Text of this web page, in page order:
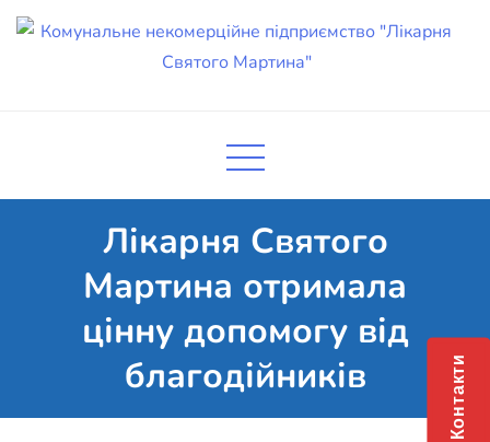
Skip
підприємство "Лікарня Святого
Лікарня Святого
Мартина отримала
цінну допомогу від
благодійників
Контакти